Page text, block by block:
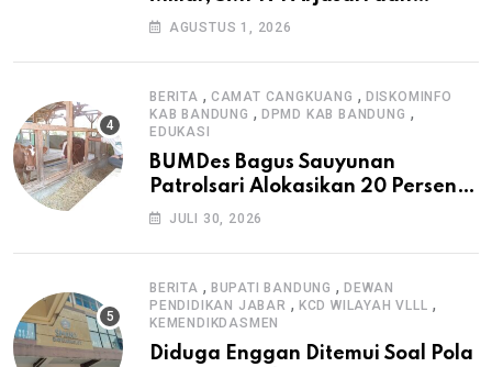
Masyarakat Sambut Antusias
AGUSTUS 1, 2026
BERITA , CAMAT CANGKUANG , DISKOMINFO
KAB BANDUNG , DPMD KAB BANDUNG ,
EDUKASI
BUMDes Bagus Sauyunan
Patrolsari Alokasikan 20 Persen
Dana Desa untuk Ketahanan
JULI 30, 2026
BERITA , BUPATI BANDUNG ,DEWAN
PENDIDIKAN JABAR , KCD WILAYAH VLLL ,
KEMENDIKDASMEN
Diduga Enggan Ditemui Soal Pola